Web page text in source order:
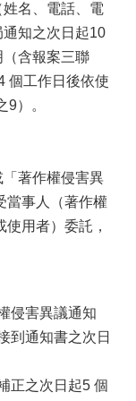
名、電話、電
知之次日起10
含報案三聯
個工作日後依使
）。
著作權侵害異
當事人（著作權
用者）委託，
侵害異議通知
到通知書之次日
正之次日起5 個